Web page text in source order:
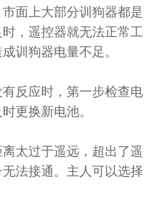
市面上大部分训狗器都是
，遥控器就无法正常工
训狗器电量不足。
反应时，第一步检查电
更换新电池。
太过于遥远，超出了遥
法接通。主人可以选择